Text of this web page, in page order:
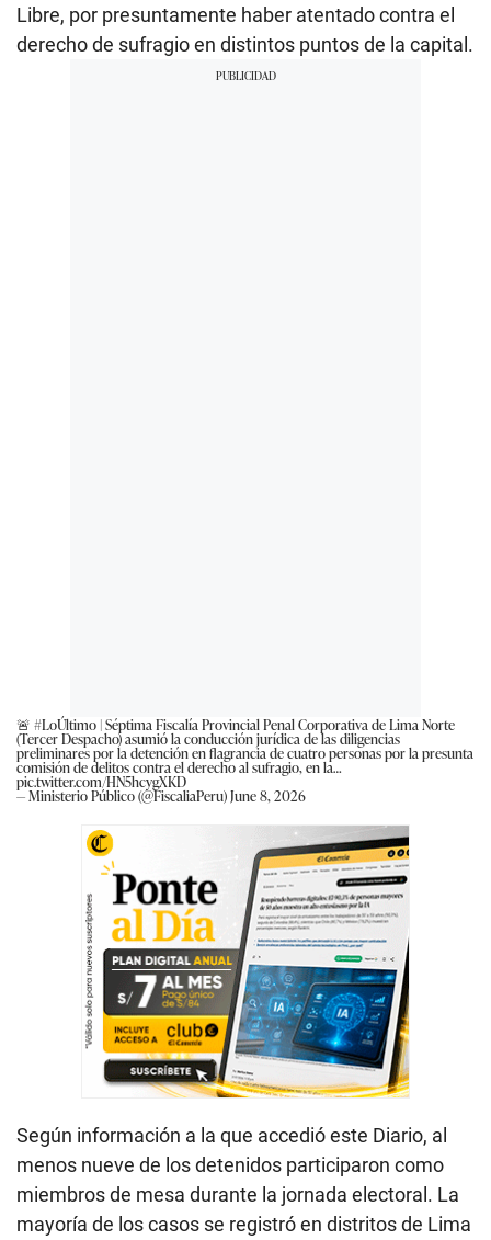
Libre, por presuntamente haber atentado contra el
derecho de sufragio en distintos puntos de la capital.
🚨 #LoÚltimo | Séptima Fiscalía Provincial Penal Corporativa de Lima Norte
(Tercer Despacho) asumió la conducción jurídica de las diligencias
preliminares por la detención en flagrancia de cuatro personas por la presunta
comisión de delitos contra el derecho al sufragio, en la…
pic.twitter.com/HN5hcygXKD
— Ministerio Público (@FiscaliaPeru)June 8, 2026
Según información a la que accedió este Diario, al
menos nueve de los detenidos participaron como
miembros de mesa durante la jornada electoral. La
mayoría de los casos se registró en distritos de Lima